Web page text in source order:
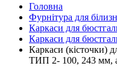
Головна
Фурнітура для
Каркаси для
Каркаси для
Каркаси (кісточки)
ТИП 2- 100, 243 мм,